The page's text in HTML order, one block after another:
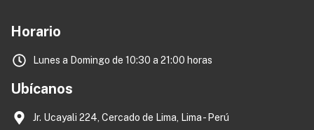
Horario
Lunes a Domingo de 10:30 a 21:00 horas
Ubícanos
Jr. Ucayali 224, Cercado de Lima, Lima - Perú